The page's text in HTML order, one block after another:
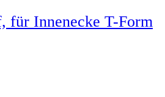
für Innenecke T-Form